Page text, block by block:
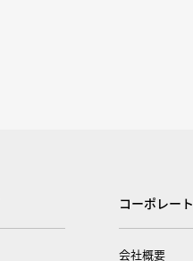
コーポレート
会社概要